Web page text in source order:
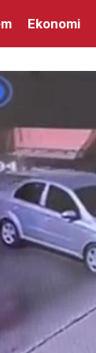
Ekonomi